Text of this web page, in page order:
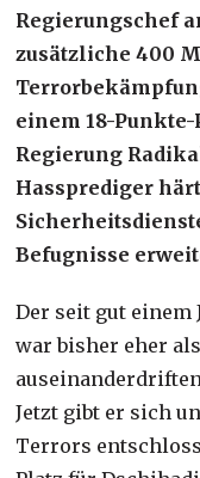
Regierungschef
zusätzliche 400
einem 18-
Regierung
Hassprediger
Befugnisse
Der seit gut
war bisher eher
Jetzt gibt er sich
Terrors